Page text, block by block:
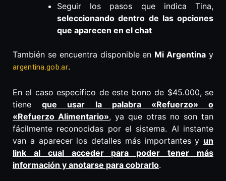
Seguir los pasos que indica Tina,
seleccionando dentro de las opciones
que aparecen en el chat
También se encuentra disponible en Mi Argentina y
argentina.gob.ar.
En el caso específico de este bono de $45.000, se
tieneque usar la palabra «Refuerzo» o
«Refuerzo Alimentario», ya que otras no son tan
fácilmente reconocidas por el sistema. Al instante
van a aparecer los detalles más importantes y un
link al cual acceder para poder tener más
información y anotarse para cobrarlo.